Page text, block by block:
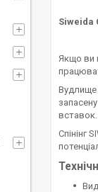
Siweida
Якщо ви
Вудлище
вставок.
Спінінг